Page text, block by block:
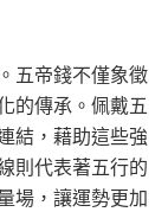
五帝錢不僅象徵
的傳承。佩戴五
結，藉助這些強
則代表著五行的
場，讓運勢更加